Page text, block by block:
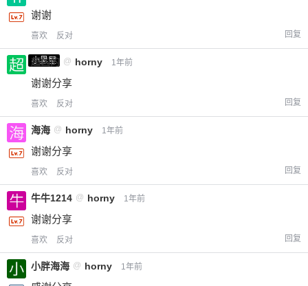
谢谢
喜欢 反对 回复
小黑屋
超凶的 @ horny 1年前
谢谢分享
喜欢 反对 回复
海海 @ horny 1年前
谢谢分享
喜欢 反对 回复
牛牛1214 @ horny 1年前
谢谢分享
喜欢 反对 回复
小胖海海 @ horny 1年前